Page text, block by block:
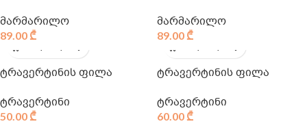
მარმარილო
89.00 ₾
მარმარილო
89.00 ₾
ტრავერტინის ფილა
ტრავერტინი
50.00 ₾
ტრავერტინის ფილა
ტრავერტინი
60.00 ₾